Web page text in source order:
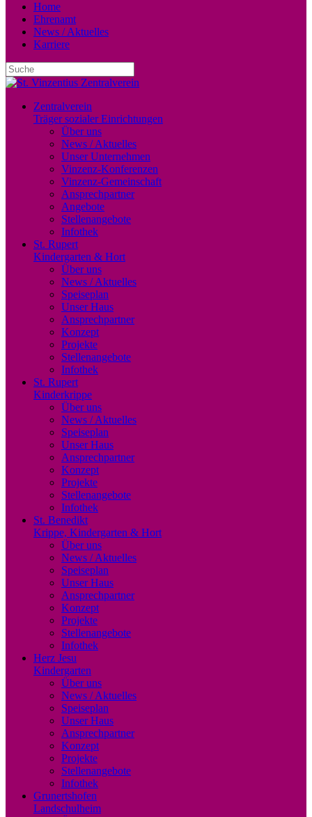
Home
Ehrenamt
News / Aktuelles
Karriere
Zentralverein
Träger sozialer Einrichtungen
Über uns
News / Aktuelles
Unser Unternehmen
Vinzenz-Konferenzen
Vinzenz-Gemeinschaft
Ansprechpartner
Angebote
Stellenangebote
Infothek
St. Rupert
Kindergarten & Hort
Über uns
News / Aktuelles
Speiseplan
Unser Haus
Ansprechpartner
Konzept
Projekte
Stellenangebote
Infothek
St. Rupert
Kinderkrippe
Über uns
News / Aktuelles
Speiseplan
Unser Haus
Ansprechpartner
Konzept
Projekte
Stellenangebote
Infothek
St. Benedikt
Krippe, Kindergarten & Hort
Über uns
News / Aktuelles
Speiseplan
Unser Haus
Ansprechpartner
Konzept
Projekte
Stellenangebote
Infothek
Herz Jesu
Kindergarten
Über uns
News / Aktuelles
Speiseplan
Unser Haus
Ansprechpartner
Konzept
Projekte
Stellenangebote
Infothek
Grunertshofen
Landschulheim